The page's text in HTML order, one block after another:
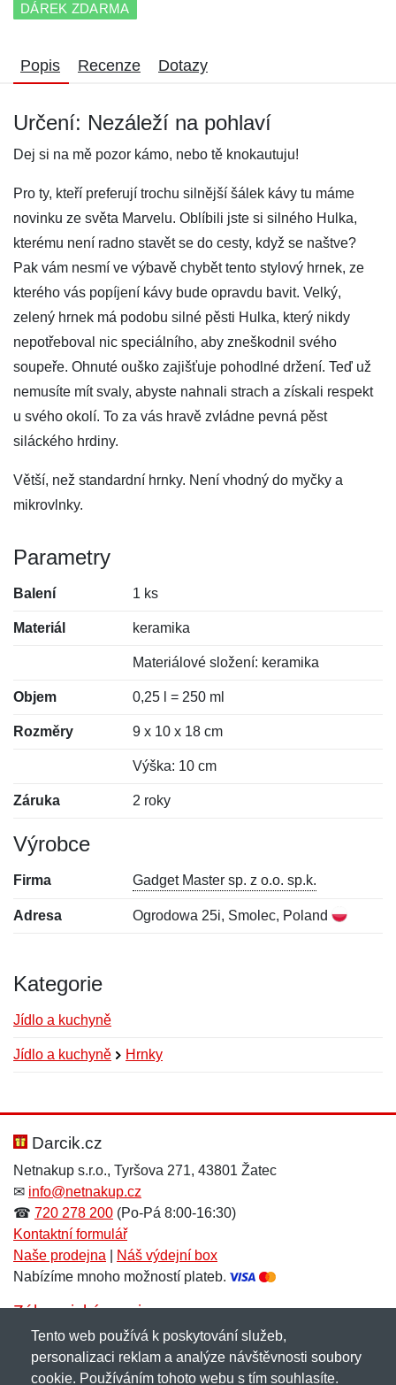
DÁREK ZDARMA
Popis Recenze Dotazy
Určení: Nezáleží na pohlaví
Dej si na mě pozor kámo, nebo tě knokautuju!
Pro ty, kteří preferují trochu silnější šálek kávy tu máme
novinku ze světa Marvelu. Oblíbili jste si silného Hulka,
kterému není radno stavět se do cesty, když se naštve?
Pak vám nesmí ve výbavě chybět tento stylový hrnek, ze
kterého vás popíjení kávy bude opravdu bavit. Velký,
zelený hrnek má podobu silné pěsti Hulka, který nikdy
nepotřeboval nic speciálního, aby zneškodnil svého
soupeře. Ohnuté ouško zajišťuje pohodlné držení. Teď už
nemusíte mít svaly, abyste nahnali strach a získali respekt
u svého okolí. To za vás hravě zvládne pevná pěst
siláckého hrdiny.
Větší, než standardní hrnky. Není vhodný do myčky a
mikrovlnky.
Parametry
Balení 1 ks
Materiál keramika
Materiálové složení: keramika
Objem 0,25 l = 250 ml
Rozměry 9 x 10 x 18 cm
Výška: 10 cm
Záruka 2 roky
Výrobce
Firma Gadget Master sp. z o.o. sp.k.
Adresa Ogrodowa 25i, Smolec, Poland
Kategorie
Jídlo a kuchyně
Jídlo a kuchyně Hrnky
Hodnocení:
Jméno: *
Zpráva*
Jméno:
E-mail:*
Darcik.cz
Netnakup s.r.o., Tyršova 271, 43801 Žatec
✉ info@netnakup.cz
☎ 720 278 200 (Po-Pá 8:00-16:30)
Kontaktní formulář
Naše prodejna
Náš výdejní box
Nabízíme mnoho možností plateb.
Zákaznický servis
Novinky emailem
Tento web používá k poskytování služeb,
personalizaci reklam a analýze návštěvnosti soubory
cookie. Používáním tohoto webu s tím souhlasíte.